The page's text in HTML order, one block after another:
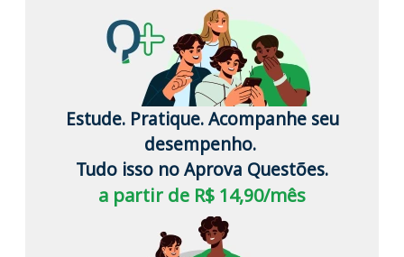
Estude. Pratique. Acompanhe seu
desempenho.
Tudo isso no Aprova Questões.
a partir de R$ 14,90/mês